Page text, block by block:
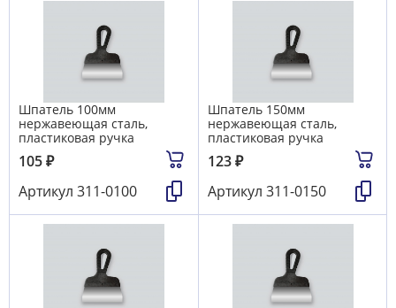
Шпатель 100мм
нержавеющая сталь,
пластиковая ручка
105₽
Артикул 311-0100
Шпатель 150мм
нержавеющая сталь,
пластиковая ручка
123₽
Артикул 311-0150